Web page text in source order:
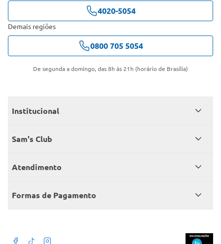
4020-5054
Demais regiões
0800 705 5054
De segunda a domingo, das 8h às 21h (horário de Brasília)
Institucional
Quem somos
Encontre um Clube
Sam's Club
Seja sócio
Member’s Mark
Atendimento
Fale conosco
Atendimento em libras
Formas de Pagamento